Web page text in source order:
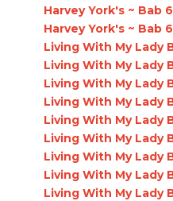
Harvey York's ~ Bab
Harvey York's ~ Bab
Living With My Lady
Living With My Lady
Living With My Lady
Living With My Lady
Living With My Lady
Living With My Lady
Living With My Lady
Living With My Lady
Living With My Lady